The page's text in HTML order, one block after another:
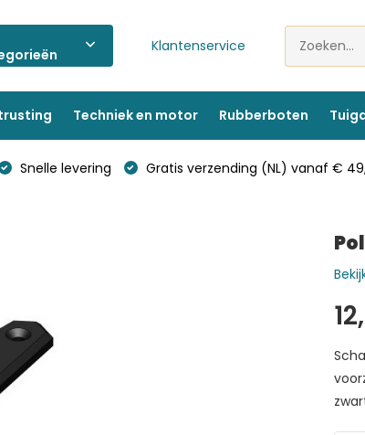
Klantenservice
Techniek en motor Rubberboten
Snelle levering Gratis verzending (NL) vanaf €